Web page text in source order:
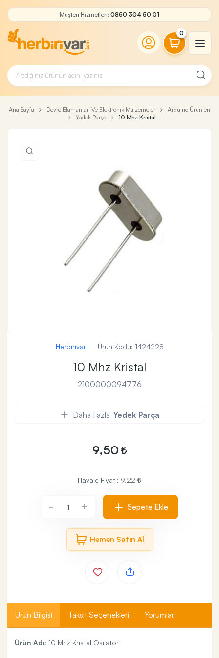
Müşteri Hizmetleri: 0850 304 50 01
0
Ana Sayfa Devre Elamanları Ve Elektronik Malzemeler
Arduino Ürünleri
Yedek Parça
10 Mhz Kristal
Herbirivar Ürün Kodu: 1424228
10 Mhz Kristal
2100000094776
Daha Fazla Yedek Parça
9,50
Havale Fiyatı: 9,22
- + Sepete Ekle
Hemen Satın Al
Ürün Bilgisi Taksit Seçenekleri Yorumlar
Ürün Adı: 10 Mhz Kristal Osilatör